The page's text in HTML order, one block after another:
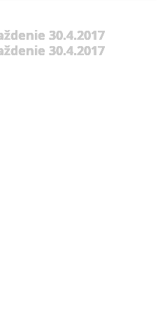
30.4.2017
30.4.2017